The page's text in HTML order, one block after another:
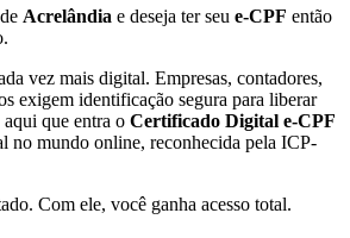
Acrelândia e deseja ter seu e-CPF então
vez mais digital. Empresas, contadores,
exigem identificação segura para liberar
que entra o Certificado Digital e-CPF
mundo online, reconhecida pela ICP-
Com ele, você ganha acesso total.